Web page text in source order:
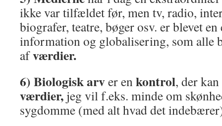
ikke var tilfældet før, men tv, radio,
biografer, teatre, bøger osv. er blevet
information og globalisering, som alle
afværdier.
6) Biologisk arver enkontrol, der
værdier, jeg vil f.eks. minde om
sygdomme (med alt hvad det